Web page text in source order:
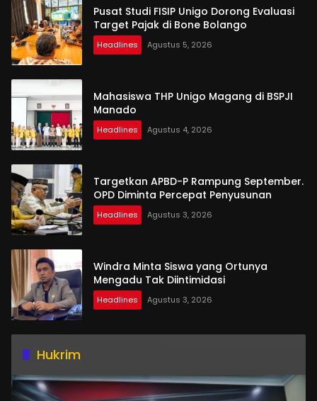
Pusat Studi FISIP Unigo Dorong Evaluasi
Target Pajak di Bone Bolango
Headlines Agustus 5, 2026
Mahasiswa THP Unigo Magang di BSPJI
Manado
Headlines Agustus 4, 2026
Targetkan APBD-P Rampung September.
OPD Diminta Percepat Penyusunan
Headlines Agustus 3, 2026
Windra Minta Siswa yang Ortunya
Mengadu Tak Diintimidasi
Headlines Agustus 3, 2026
Hukrim